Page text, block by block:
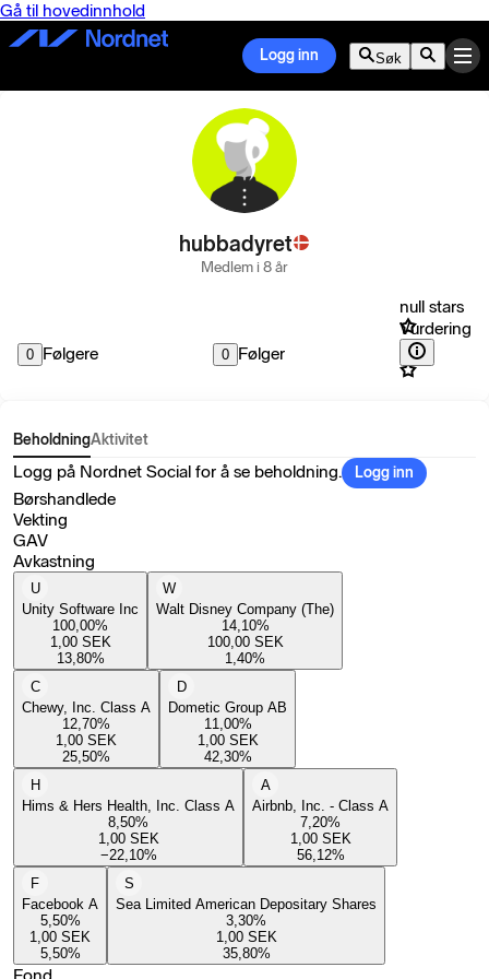
Gå til hovedinnhold
Logg inn Søk
hubbadyret
Medlem i 8 år
0 Følgere 0 Følger
null stars
Vurdering
BeholdningAktivitet
Logg på Nordnet Social for å se beholdning. Logg inn
Børshandlede
Vekting
GAV
Avkastning
U
Unity Software Inc
100,00%
1,00 SEK
13,80%
W
Walt Disney Company (The)
14,10%
100,00 SEK
1,40%
C
Chewy, Inc. Class A
12,70%
1,00 SEK
25,50%
D
Dometic Group AB
11,00%
1,00 SEK
42,30%
H
Hims & Hers Health, Inc. Class A
8,50%
1,00 SEK
−22,10%
A
Airbnb, Inc. - Class A
7,20%
1,00 SEK
56,12%
F
Facebook A
5,50%
1,00 SEK
5,50%
S
Sea Limited American Depositary Shares
3,30%
1,00 SEK
35,80%